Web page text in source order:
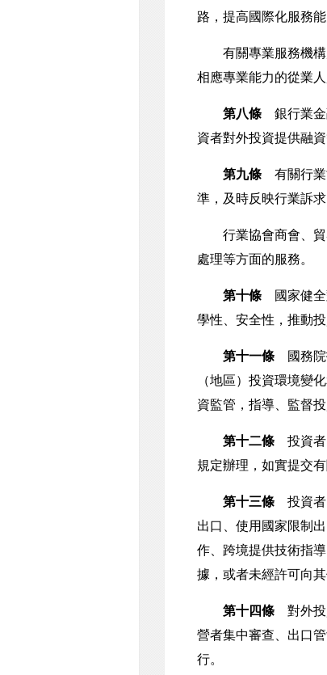
路，提高國際化服務
有關專業服務機構
相應專業能力的從業
第八條 銀行業金
資者對外投資提供融
第九條 有關行業
準，及時反映行業訴求
行業協會商會、貿
處理等方面的服務。
第十條 國家健全
學性、安全性，推動
第十一條 國務院
（地區）投資環境變
資監管，指導、監督
第十二條 投資者
規定辦理，如實提交
第十三條 投資者
出口、使用國家限制
作、跨境提供技術指
據，或者未經許可向
第十四條 對外投
營者集中審查、出口
行。